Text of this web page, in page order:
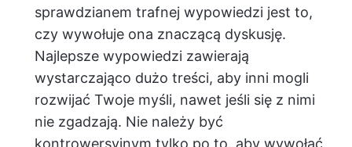
sprawdzianem trafnej wypowiedzi jest to,
czy wywołuje ona znaczącą dyskusję.
Najlepsze wypowiedzi zawierają
wystarczająco dużo treści, aby inni mogli
rozwijać Twoje myśli, nawet jeśli się z nimi
nie zgadzają. Nie należy być
kontrowersyjnym tylko po to, aby wywołać